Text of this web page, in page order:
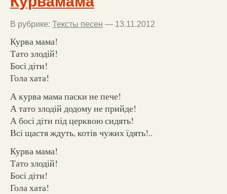
В рубрике: Тексты песен — 13.11.2012
Курва мама!
Тато злодій!
Босі діти!
Гола хата!
А курва мама паски не пече!
А тато злодій додому не прийде!
А босі діти під церквою сидять!
Всі щастя ждуть, котів чужих їдять!..
Курва мама!
Тато злодій!
Босі діти!
Гола хата!